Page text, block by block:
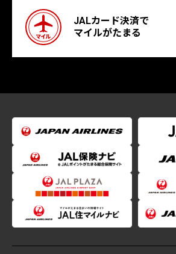
JALカード決済で
マイルがたまる